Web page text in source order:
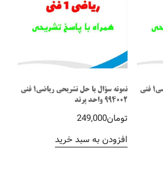
نمونه سؤال با حل تشریحی ریاضی1 فنی
نمونه سؤال با حل تشریحی ریاضی1 فنی
994002 واحد پرند
تومان249,000
افزودن به سبد خرید